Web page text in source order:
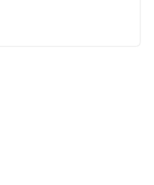
laughter is